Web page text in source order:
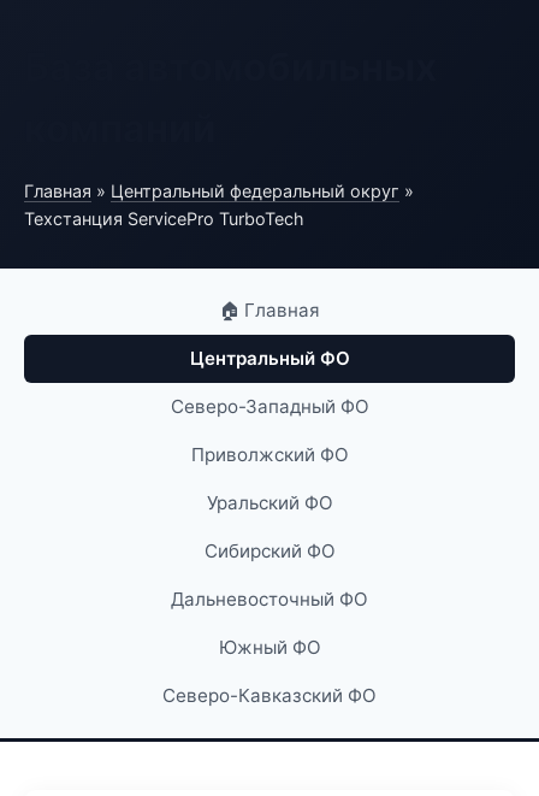
Главная » Центральный федеральный округ »
Техстанция ServicePro TurboTech
🏠 Главная
Центральный ФО
Северо-Западный ФО
Приволжский ФО
Уральский ФО
Сибирский ФО
Дальневосточный ФО
Южный ФО
Северо-Кавказский ФО